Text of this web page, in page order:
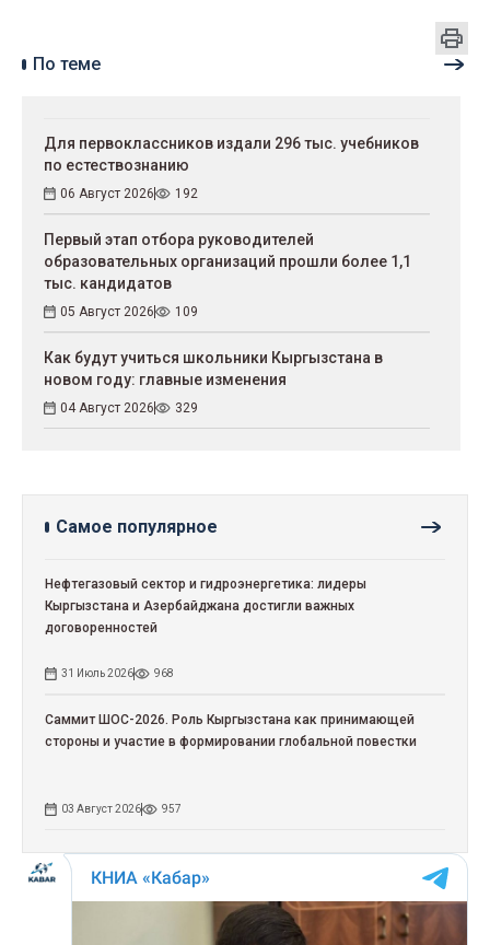
По теме
Для первоклассников издали 296 тыс. учебников
по естествознанию
06 Август 2026 192
Первый этап отбора руководителей
образовательных организаций прошли более 1,1
тыс. кандидатов
05 Август 2026 109
Как будут учиться школьники Кыргызстана в
новом году: главные изменения
04 Август 2026 329
Самое популярное
Нефтегазовый сектор и гидроэнергетика: лидеры
Кыргызстана и Азербайджана достигли важных
договоренностей
31 Июль 2026 968
Саммит ШОС-2026. Роль Кыргызстана как принимающей
стороны и участие в формировании глобальной повестки
03 Август 2026 957